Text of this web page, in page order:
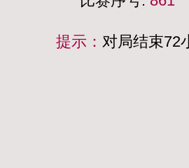
提示： 对局结束72